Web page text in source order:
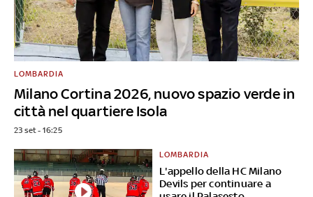
Milano Cortina 2026, nuovo spazio verde in
città nel quartiere Isola
LOMBARDIA
23 set - 16:25
L'appello della HC Milano
Devils per continuare a
LOMBARDIA